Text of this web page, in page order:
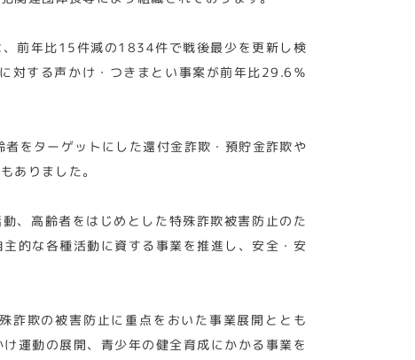
前年比15件減の1834件で戦後最少を更新し検
対する声かけ・つきまとい事案が前年比29.6％
をターゲットにした還付金詐欺・預貯金詐欺や
ありました。
、高齢者をはじめとした特殊詐欺被害防止のた
的な各種活動に資する事業を推進し、安全・安
詐欺の被害防止に重点をおいた事業展開ととも
運動の展開、青少年の健全育成にかかる事業を